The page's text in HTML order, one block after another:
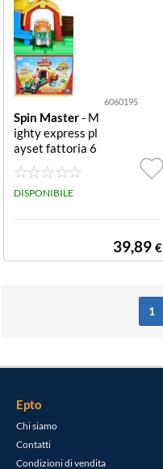
6060195
Spin Master- M
ighty express pl
ayset fattoria 6
060195 MIGHT
Y EXPRESS Play
set Fattoria (Sto
DISPONIBILE
39,89 €
1
Epto
Chi siamo
Contatti
Condizioni di vendita